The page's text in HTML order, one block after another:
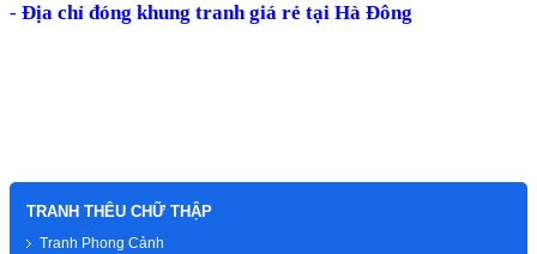
- Địa chỉ đóng khung tranh giá rẻ tại Hà Đông
TRANH THÊU CHỮ THẬP
Tranh Phong Cảnh